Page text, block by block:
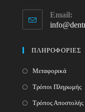
in
your
Email:
ΠΛΗΡΟΦΟΡΙΕΣ
Μεταφορικά
Τρόποι Πληρωμής
Τρόπος Αποστολής